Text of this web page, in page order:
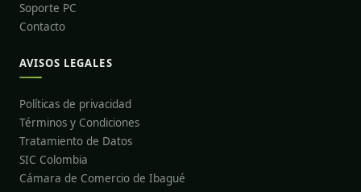
Soporte PC
Contacto
AVISOS LEGALES
Políticas de privacidad
Términos y Condiciones
Tratamiento de Datos
SIC Colombia
Cámara de Comercio de Ibagué